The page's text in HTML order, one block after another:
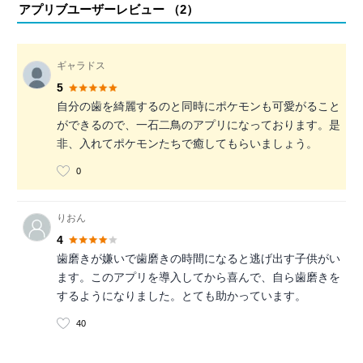
アプリブユーザーレビュー （2）
ギャラドス
5
自分の歯を綺麗するのと同時にポケモンも可愛がること
ができるので、一石二鳥のアプリになっております。是
非、入れてポケモンたちで癒してもらいましょう。
0
りおん
4
歯磨きが嫌いで歯磨きの時間になると逃げ出す子供がい
ます。このアプリを導入してから喜んで、自ら歯磨きを
するようになりました。とても助かっています。
40